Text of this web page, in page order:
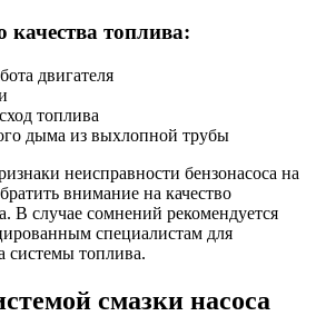
топлива:
двигателя
топлива
дыма из выхлопной трубы
неисправности бензонасоса на
внимание на качество
В случае сомнений рекомендуется
специалистам для
системы топлива.
смазки насоса